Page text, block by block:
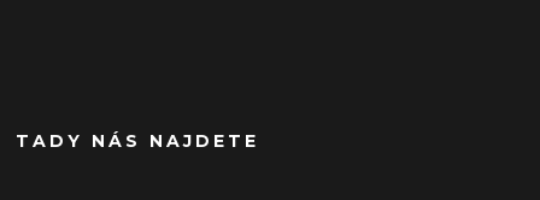
TADY NÁS NAJDETE